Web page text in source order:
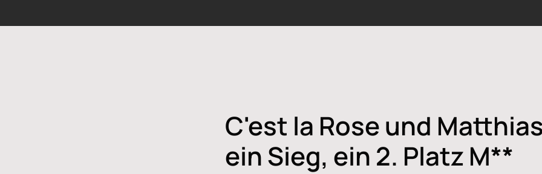
C'est la Rose und
ein Sieg, ein 2. Platz M**